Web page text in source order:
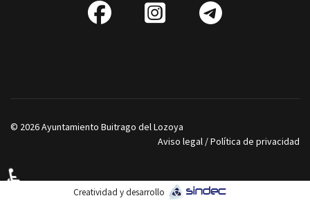
fab
IG
© 2026 Ayuntamiento Buitrago del Lozoya
Aviso legal /Política de privacidad
Creatividad y desarrollo